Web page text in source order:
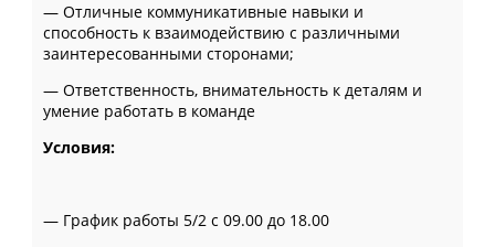
— Отличные коммуникативные навыки и
способность к взаимодействию с различными
заинтересованными сторонами;
— Ответственность, внимательность к деталям и
умение работать в команде
Условия:
— График работы 5/2 с 09.00 до 18.00